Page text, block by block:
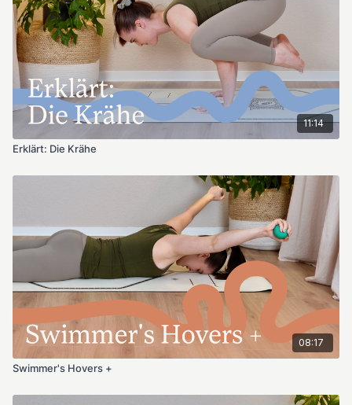
11:14
Erklärt: Die Krähe
08:17
Swimmer's Hovers +